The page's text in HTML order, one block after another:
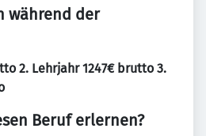
während der
2. Lehrjahr 1247€ brutto 3.
Beruf erlernen?